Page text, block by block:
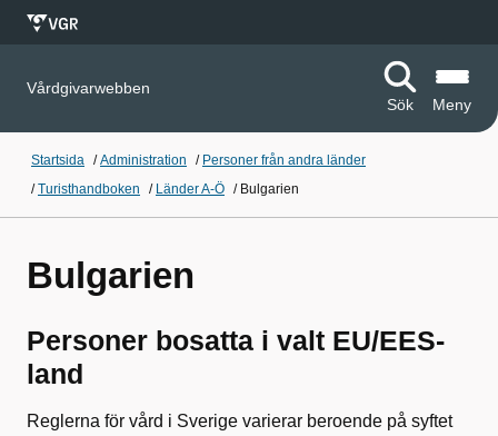
Vårdgivarwebben
Sök
Meny
Startsida /Administration / Personer från andra länder
/Turisthandboken / Länder A-Ö / Bulgarien
Bulgarien
Personer bosatta i valt EU/EES-
land
Reglerna för vård i Sverige varierar beroende på syftet